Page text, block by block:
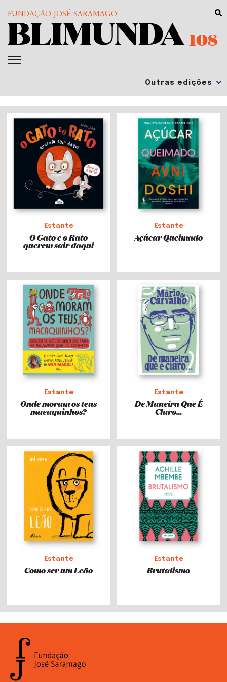
FUNDAÇÃO JOSÉ SARAMAGO
108
Estante
O Gato e o Rato
querem sair daqui
Estante
Açúcar Queimado
Estante
Onde moram os teus
macaquinhos?
Estante
De Maneira Que É
Claro…
Estante
Como ser um Leão
Estante
Brutalismo